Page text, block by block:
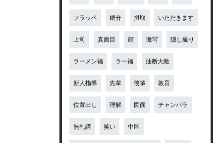
フラッペ 糖分 摂取 いただきます
上司 真面目 顔 激写 隠し撮り
ラーメン福 ラー福 油断大敵
新人指導 先輩 後輩 教育
位置出し 理解 図面 チャンバラ
無礼講 笑い 中区